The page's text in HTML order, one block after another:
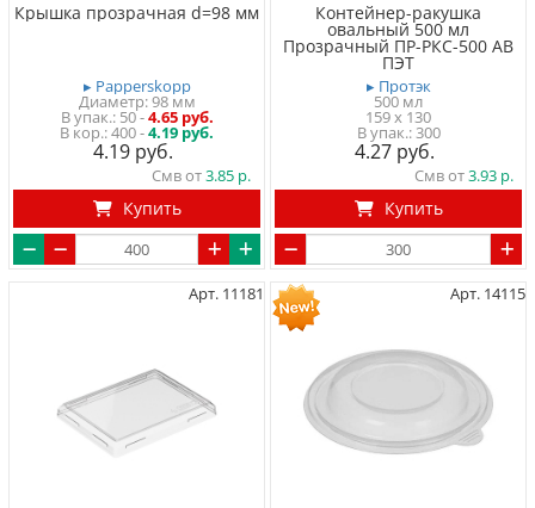
Крышка прозрачная d=98 мм
▸ Papperskopp
Диаметр: 98 мм
50-4.65 руб.
400 -4.19 руб.
4.19
Смв от3.85
Купить
Контейнер-ракушка
овальный 500 мл
Прозрачный ПР-РКС-500 АВ
ПЭТ
▸ Протэк
500 мл
159 x 130
300
4.27
Смв от3.93
Купить
Арт. 11181 Арт. 14115